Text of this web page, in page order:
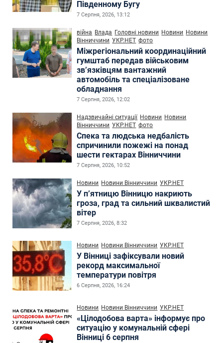
Південному Бугу
7 Серпня, 2026, 13:12
війна Влада Головні новини Новини Новини
Вінниччини УКР.НЕТ фото
Міжрегіональний координаційний
гумштаб передав військовим
зв’язківцям вантажний
автомобіль та спеціалізоване
обладнання
7 Серпня, 2026, 12:02
Надзвичайні ситуації Новини Новини
Вінниччини УКР.НЕТ фото
Спека та людська недбалість
спричинили пожежі на понад
шести гектарах Вінниччини
7 Серпня, 2026, 10:52
Новини Новини Вінниччини УКР.НЕТ
У п’ятницю Вінницю накриють
гроза, град та сильний шквалистий
вітер
7 Серпня, 2026, 8:32
Новини Новини Вінниччини УКР.НЕТ
У Вінниці зафіксували новий
рекорд максимальної
температури повітря
6 Серпня, 2026, 16:24
Новини Новини Вінниччини УКР.НЕТ
«Цілодобова варта» інформує про
ситуацію у комунальній сфері
Вінниці 6 серпня